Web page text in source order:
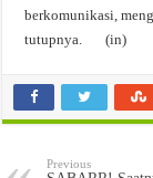
berkomunikasi,
tutupnya. (in)
Previous